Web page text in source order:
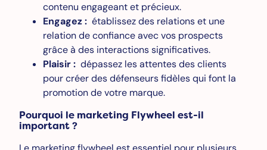
contenu engageant et précieux.
Engagez : établissez des relations et une
relation de confiance avec vos prospects
grâce à des interactions significatives.
Plaisir : dépassez les attentes des clients
pour créer des défenseurs fidèles qui font la
promotion de votre marque.
Pourquoi le marketing Flywheel est-il
important ?